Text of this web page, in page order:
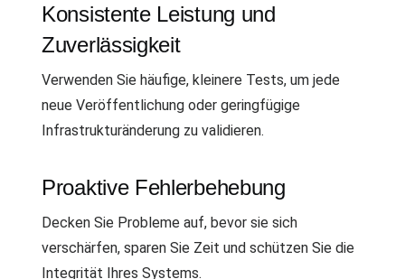
Konsistente Leistung und
Zuverlässigkeit
Verwenden Sie häufige, kleinere Tests, um jede
neue Veröffentlichung oder geringfügige
Infrastrukturänderung zu validieren.
Proaktive Fehlerbehebung
Decken Sie Probleme auf, bevor sie sich
verschärfen, sparen Sie Zeit und schützen Sie die
Integrität Ihres Systems.